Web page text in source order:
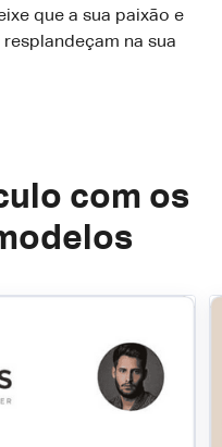
que a sua paixão e
na sua
com os